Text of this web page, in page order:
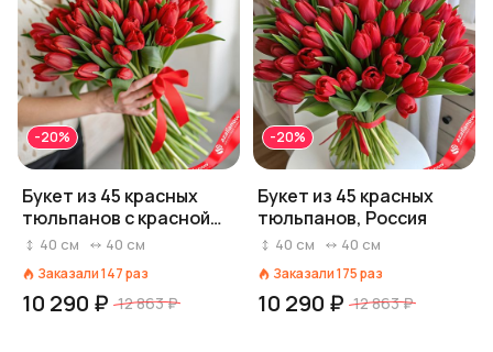
-20%
Букет из 45 красных
тюльпанов с красной
лентой
40 см 40 см
Заказали147раз
10 290 ₽ 12 863 ₽
-20%
Букет из 45 красных
тюльпанов, Россия
40 см 40 см
Заказали175раз
10 290 ₽ 12 863 ₽